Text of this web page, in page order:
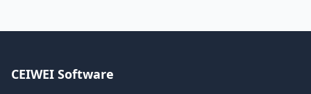
CEIWEI Software